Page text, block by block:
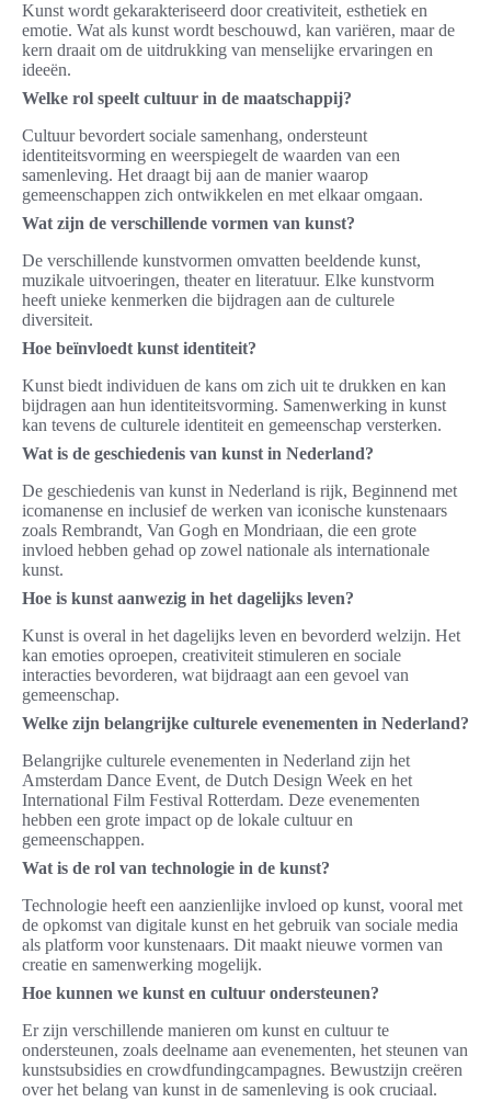
Kunst wordt gekarakteriseerd door creativiteit, esthetiek en
emotie. Wat als kunst wordt beschouwd, kan variëren, maar de
kern draait om de uitdrukking van menselijke ervaringen en
ideeën.
Welke rol speelt cultuur in de maatschappij?
Cultuur bevordert sociale samenhang, ondersteunt
identiteitsvorming en weerspiegelt de waarden van een
samenleving. Het draagt bij aan de manier waarop
gemeenschappen zich ontwikkelen en met elkaar omgaan.
Wat zijn de verschillende vormen van kunst?
De verschillende kunstvormen omvatten beeldende kunst,
muzikale uitvoeringen, theater en literatuur. Elke kunstvorm
heeft unieke kenmerken die bijdragen aan de culturele
diversiteit.
Hoe beïnvloedt kunst identiteit?
Kunst biedt individuen de kans om zich uit te drukken en kan
bijdragen aan hun identiteitsvorming. Samenwerking in kunst
kan tevens de culturele identiteit en gemeenschap versterken.
Wat is de geschiedenis van kunst in Nederland?
De geschiedenis van kunst in Nederland is rijk, Beginnend met
icomanense en inclusief de werken van iconische kunstenaars
zoals Rembrandt, Van Gogh en Mondriaan, die een grote
invloed hebben gehad op zowel nationale als internationale
kunst.
Hoe is kunst aanwezig in het dagelijks leven?
Kunst is overal in het dagelijks leven en bevorderd welzijn. Het
kan emoties oproepen, creativiteit stimuleren en sociale
interacties bevorderen, wat bijdraagt aan een gevoel van
gemeenschap.
Welke zijn belangrijke culturele evenementen in Nederland?
Belangrijke culturele evenementen in Nederland zijn het
Amsterdam Dance Event, de Dutch Design Week en het
International Film Festival Rotterdam. Deze evenementen
hebben een grote impact op de lokale cultuur en
gemeenschappen.
Wat is de rol van technologie in de kunst?
Technologie heeft een aanzienlijke invloed op kunst, vooral met
de opkomst van digitale kunst en het gebruik van sociale media
als platform voor kunstenaars. Dit maakt nieuwe vormen van
creatie en samenwerking mogelijk.
Hoe kunnen we kunst en cultuur ondersteunen?
Er zijn verschillende manieren om kunst en cultuur te
ondersteunen, zoals deelname aan evenementen, het steunen van
kunstsubsidies en crowdfundingcampagnes. Bewustzijn creëren
over het belang van kunst in de samenleving is ook cruciaal.